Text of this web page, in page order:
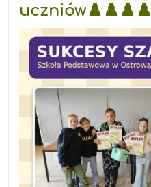
uczniów♟️♟️♟️♟️